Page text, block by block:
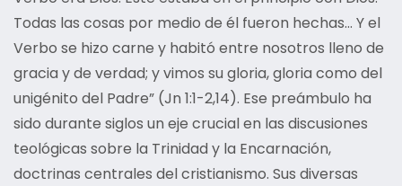
Todas las cosas por medio de él fueron hechas… Y el
Verbo se hizo carne y habitó entre nosotros lleno de
gracia y de verdad; y vimos su gloria, gloria como del
unigénito del Padre” (Jn 1:1-2,14). Ese preámbulo ha
sido durante siglos un eje crucial en las discusiones
teológicas sobre la Trinidad y la Encarnación,
doctrinas centrales del cristianismo. Sus diversas